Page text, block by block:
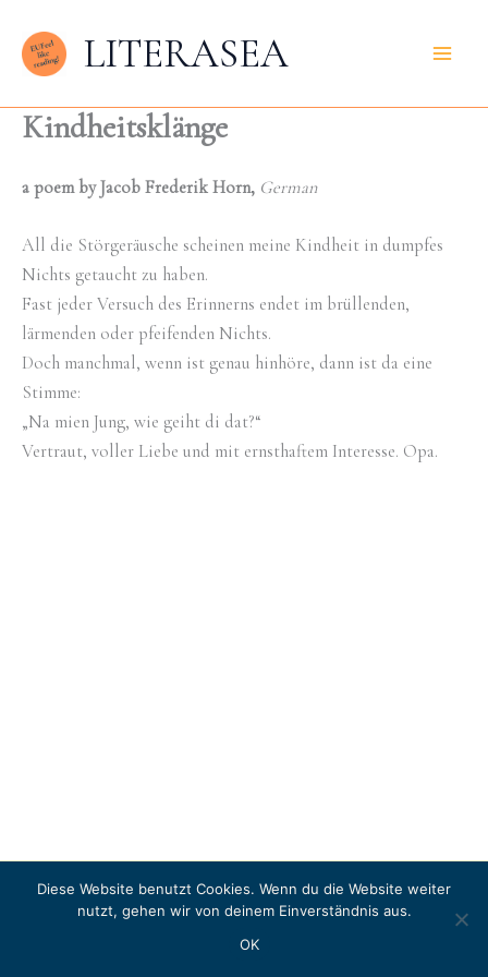
Inhalt
springen
LITERASEA
Kindheitsklänge
a poem by Jacob Frederik Horn, German
All die Störgeräusche scheinen meine Kindheit in dumpfes
Nichts getaucht zu haben.
Fast jeder Versuch des Erinnerns endet im brüllenden,
lärmenden oder pfeifenden Nichts.
Doch manchmal, wenn ist genau hinhöre, dann ist da eine
Stimme:
„Na mien Jung, wie geiht di dat?“
Vertraut, voller Liebe und mit ernsthaftem Interesse. Opa.
Copyright © 2026 LITERASEA
Diese Website benutzt Cookies. Wenn du die Website weiter
nutzt, gehen wir von deinem Einverständnis aus.
OK